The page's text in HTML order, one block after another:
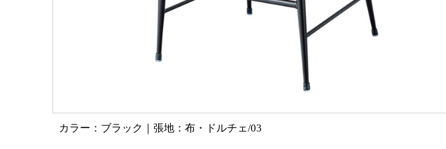
カラー：ブラック｜張地：布・ドルチェ/03